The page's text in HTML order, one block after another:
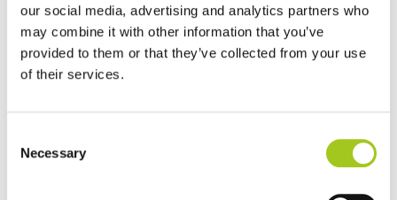
our social media, advertising and analytics partners who
may combine it with other information that you’ve
provided to them or that they’ve collected from your use
of their services.
Selection
Necessary
Dansk
AnmeldenRegistrieren Hauptmenü öffnen